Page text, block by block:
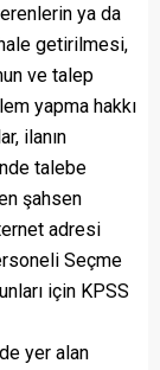
ya da
getirilmesi,
ve talep
yapma hakkı
ilanın
talebe
şahsen
adresi
Seçme
için KPSS
yer alan